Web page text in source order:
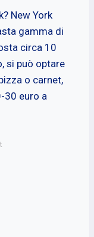
New York
gamma di
circa 10
si può optare
o carnet,
30 euro a